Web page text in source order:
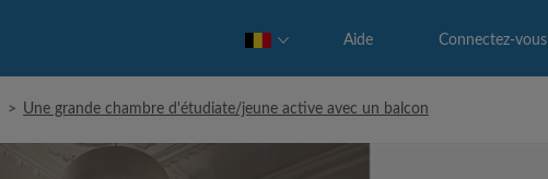
Connectez-vous
Aide
> Une grande chambre d'étudiate/jeune active avec un balcon